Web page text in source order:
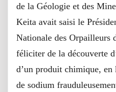
de la Géologie et des
Keita avait saisi le
Nationale des
féliciter de la découverte
d’un produit chimique, en
de sodium